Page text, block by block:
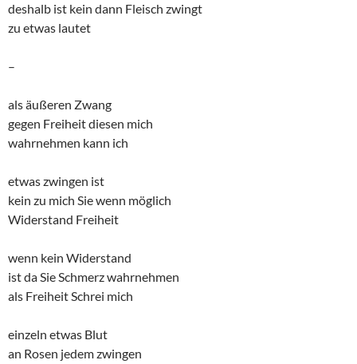
deshalb ist kein dann Fleisch zwingt
zu etwas lautet
–
als äußeren Zwang
gegen Freiheit diesen mich
wahrnehmen kann ich
etwas zwingen ist
kein zu mich Sie wenn möglich
Widerstand Freiheit
wenn kein Widerstand
ist da Sie Schmerz wahrnehmen
als Freiheit Schrei mich
einzeln etwas Blut
an Rosen jedem zwingen